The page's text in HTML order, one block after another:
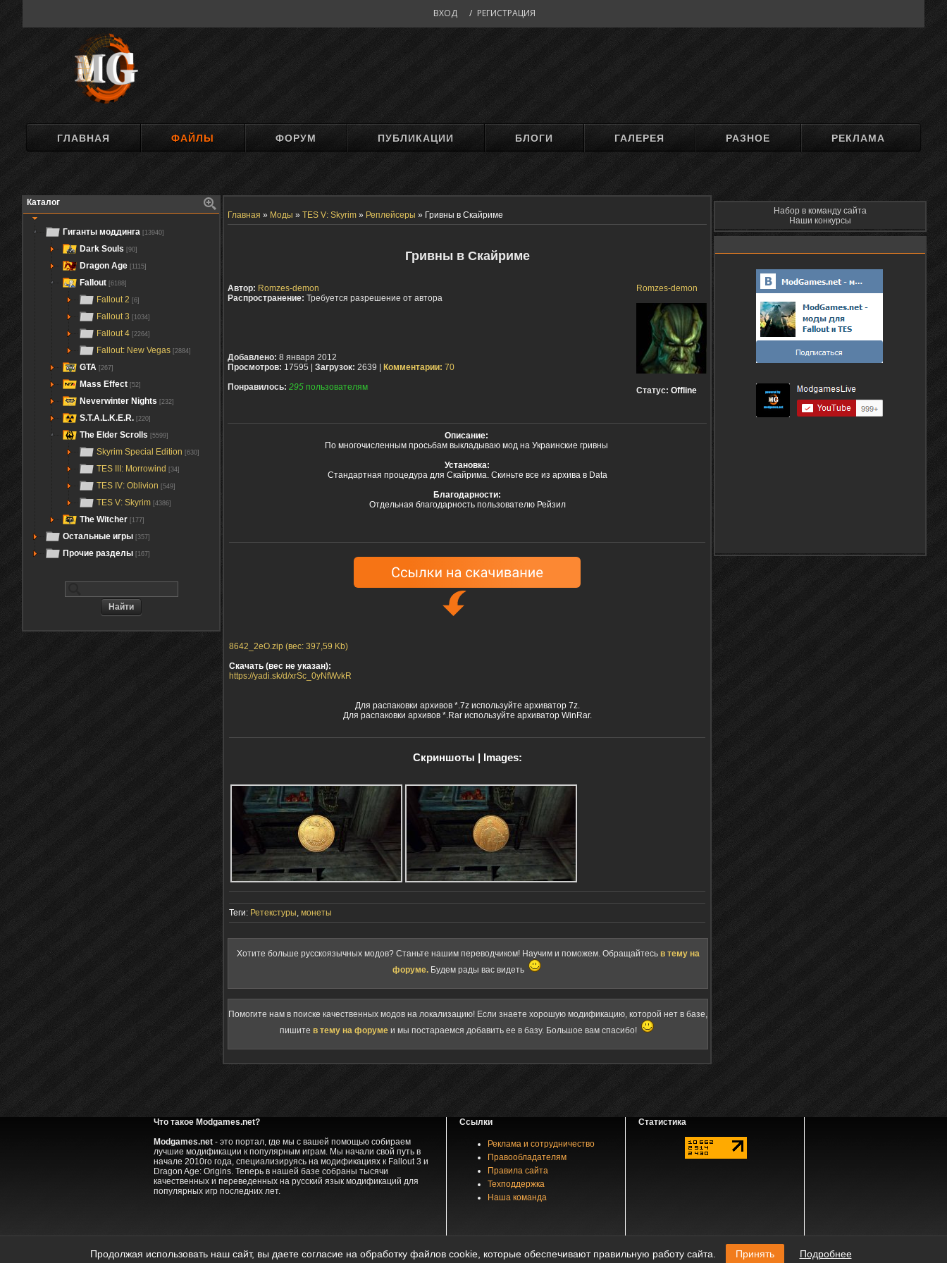
Продолжая использовать наш сайт, вы даете согласие на обработку файлов cookie, которые обеспечивают правильную работу сайта. Принять Подробнее
ВХОД / РЕГИСТРАЦИЯ
ГЛАВНАЯ ФАЙЛЫ ФОРУМ ПУБЛИКАЦИИ БЛОГИ ГАЛЕРЕЯ РАЗНОЕ РЕКЛАМА
Каталог
Гиганты моддинга [13940]
Dark Souls [90]
Dragon Age [1115]
Fallout [6188]
Fallout 2 [6]
Fallout 3 [1034]
Fallout 4 [2264]
Fallout: New Vegas [2884]
GTA [267]
Mass Effect [52]
Neverwinter Nights [232]
S.T.A.L.K.E.R. [220]
The Elder Scrolls [5599]
Skyrim Special Edition [630]
TES III: Morrowind [34]
TES IV: Oblivion [549]
TES V: Skyrim [4386]
The Witcher [177]
Остальные игры [357]
Прочие разделы [167]
Главная » Моды » TES V: Skyrim » Реплейсеры » Гривны в Скайриме
Гривны в Скайриме
Romzes-demon
Статус: Offline
Автор: Romzes-demon
Распространение: Требуется разрешение от автора
Добавлено: 8 января 2012
Просмотров: 17595 | Загрузок: 2639 | Комментарии: 70
Понравилось: 295 пользователям
Описание:
По многочисленным просьбам выкладываю мод на Украинские гривны
Установка:
Стандартная процедура для Скайрима. Скиньте все из архива в Data
Благодарности:
Отдельная благодарность пользователю Рейзил
8642_2eO.zip (вес: 397,59 Kb)
Скачать (вес не указан):
https://yadi.sk/d/xrSc_0yNfWvkR
Для распаковки архивов *.7z используйте архиватор 7z.
Для распаковки архивов *.Rar используйте архиватор WinRar.
Скриншоты | Images:
Теги: Ретекстуры, монеты
Хотите больше русскоязычных модов? Станьте нашим переводчиком! Научим и поможем. Обращайтесь в тему на
форуме. Будем рады вас видеть
Помогите нам в поиске качественных модов на локализацию! Если знаете хорошую модификацию, которой нет в базе,
пишите в тему на форуме и мы постараемся добавить ее в базу. Большое вам спасибо!
Набор в команду сайта
Наши конкурсы
Что такое Modgames.net?
Modgames.net- это портал, где мы с вашей помощью собираем
лучшие модификации к популярным играм. Мы начали свой путь в
начале 2010го года, специализируясь на модификациях к Fallout 3 и
Dragon Age: Origins. Теперь в нашей базе собраны тысячи
качественных и переведенных на русский язык модификаций для
популярных игр последних лет.
Ссылки
Реклама и сотрудничество
Правообладателям
Правила сайта
Техподдержка
Наша команда
Статистика
Полное или частичное копирование материалов возможно только с разрешения автора материала при наличии активной ссылки на источник.